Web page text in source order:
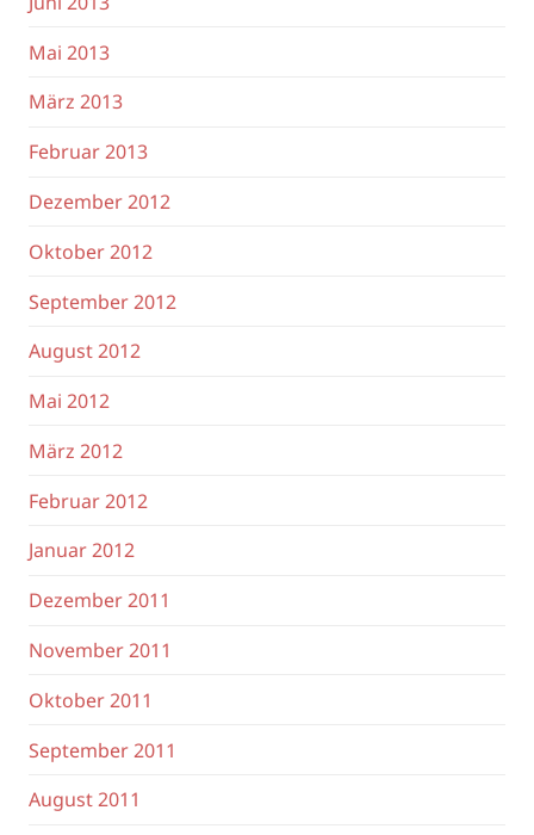
Mai 2013
März 2013
Februar 2013
Dezember 2012
Oktober 2012
September 2012
August 2012
Mai 2012
März 2012
Februar 2012
Januar 2012
Dezember 2011
November 2011
Oktober 2011
September 2011
August 2011